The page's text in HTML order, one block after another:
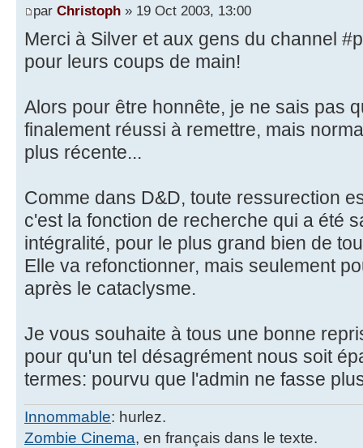
par Christoph » 19 Oct 2003, 13:00
Merci à Silver et aux gens du channel
pour leurs coups de main!
Alors pour être honnête, je ne sais pas
finalement réussi à remettre, mais
plus récente...
Comme dans D&D, toute ressurection
c'est la fonction de recherche qui a été
intégralité, pour le plus grand bien de
Elle va refonctionner, mais seulement
après le cataclysme.
Je vous souhaite à tous une bonne
pour qu'un tel désagrément nous soit
termes: pourvu que l'admin ne fasse
Innommable: hurlez.
Zombie Cinema, en français dans le texte.